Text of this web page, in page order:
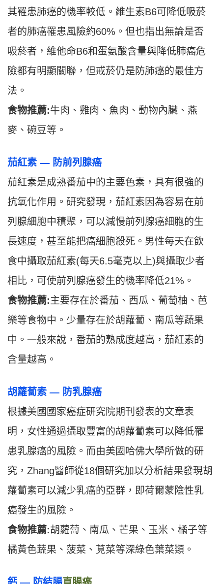
其罹患肺癌的機率較低。維生素B6可降低吸菸
者的肺癌罹患風險約60%。但也指出無論是否
吸菸者，維他命B6和蛋氨酸含量與降低肺癌危
險都有明顯關聯，但戒菸仍是防肺癌的最佳方
法。
食物推薦:牛肉、雞肉、魚肉、動物內臟、燕
麥、碗豆等。
茄紅素 — 防前列腺癌
茄紅素是成熟番茄中的主要色素，具有很強的
抗氧化作用。研究發現，茄紅素因為容易在前
列腺細胞中積聚，可以減慢前列腺癌細胞的生
長速度，甚至能把癌細胞殺死。男性每天在飲
食中攝取茄紅素(每天6.5毫克以上)與攝取少者
相比，可使前列腺癌發生的機率降低21%。
食物推薦:主要存在於番茄、西瓜、葡萄柚、芭
樂等食物中。少量存在於胡蘿蔔、南瓜等蔬果
中。一般來說，番茄的熟成度越高，茄紅素的
含量越高。
胡蘿蔔素 — 防乳腺癌
根據美國國家癌症研究院期刊發表的文章表
明，女性通過攝取豐富的胡蘿蔔素可以降低罹
患乳腺癌的風險。而由美國哈佛大學所做的研
究，Zhang醫師從18個研究加以分析結果發現胡
蘿蔔素可以減少乳癌的亞群，即荷爾蒙陰性乳
癌發生的風險。
食物推薦:胡蘿蔔、南瓜、芒果、玉米、橘子等
橘黃色蔬果、菠菜、莧菜等深綠色葉菜類。
鈣 — 防結腸直腸癌